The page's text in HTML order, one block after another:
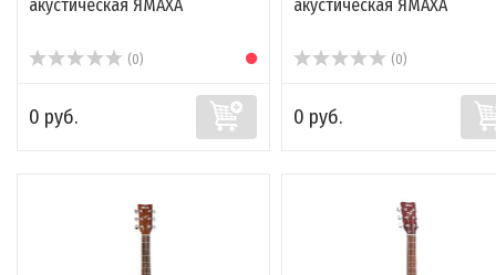
акустическая ЯМАХА
(0)
0 руб.
акустическая ЯМАХА
(0)
0 руб.